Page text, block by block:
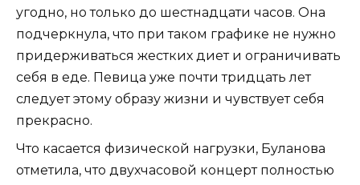
угодно, но только до шестнадцати часов. Она
подчеркнула, что при таком графике не нужно
придерживаться жестких диет и ограничивать
себя в еде. Певица уже почти тридцать лет
следует этому образу жизни и чувствует себя
прекрасно.
Что касается физической нагрузки, Буланова
отметила, что двухчасовой концерт полностью